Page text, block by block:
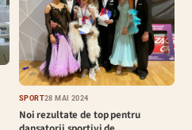
SPORT28 MAI 2024
Noi rezultate de top pentru